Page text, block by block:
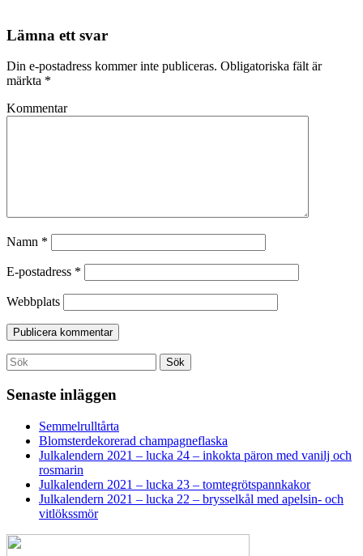
Lämna ett svar
Din e-postadress kommer inte publiceras. Obligatoriska fält är
märkta *
Kommentar
Namn *
E-postadress *
Webbplats
Search
for:
Sök
Senaste inläggen
Semmelrulltårta
Blomsterdekorerad champagneflaska
Julkalendern 2021 – lucka 24 – inkokta päron med vanilj och
rosmarin
Julkalendern 2021 – lucka 23 – tomtegrötspannkakor
Julkalendern 2021 – lucka 22 – brysselkål med apelsin- och
vitlökssmör